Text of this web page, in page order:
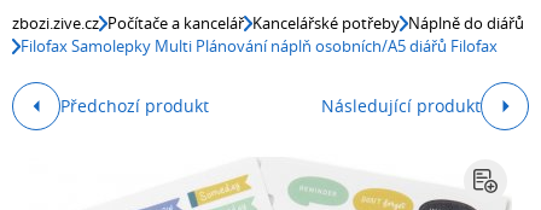
zbozi.zive.cz Počítače a kancelář Kancelářské potřeby Náplně do diářů
Filofax Samolepky Multi Plánování náplň osobních/A5 diářů Filofax
Předchozí produkt Následující produkt